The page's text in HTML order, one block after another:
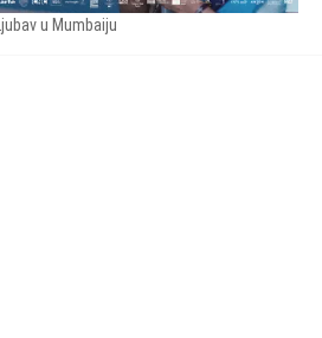
Ljubav u Mumbaiju